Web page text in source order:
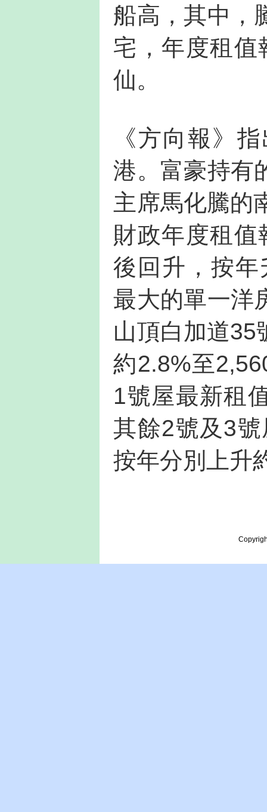
船高，其中，
宅，年度租值
仙。
《方向報》
港。富豪持有
主席馬化騰的
財政年度租值
後回升，按
最大的單一洋
山頂白加道35
約2.8%至
1號屋最新租
其餘2號及3
按年分別上升